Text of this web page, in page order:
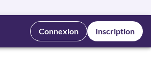
Connexion Inscription